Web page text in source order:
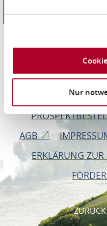
Nur
Romantischer
56112
AGB
ERKLÄRUNG